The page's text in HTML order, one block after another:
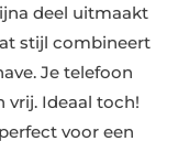
deel uitmaakt
stijl combineert
Je telefoon
vrij. Ideaal toch!
voor een